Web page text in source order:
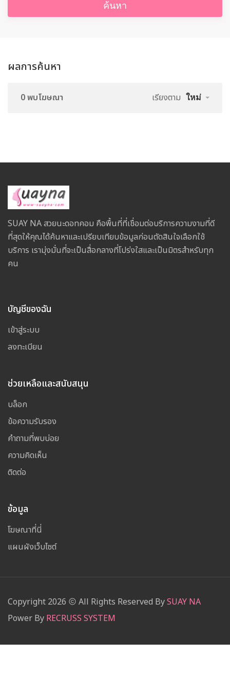
ค้นหา
ผลการค้นหา
0 พบโฆษณา เรียงตาม ใหม่
SUAY NA สวยนะดอทคอม คือพื้นที่ที่เชื่อมต่อบริการความงามที่ดี
ที่สุดให้คุณได้ค้นหาและเปรียบเทียบข้อมูลก่อนตัดสินใจเลือกใช้
บริการ เรามุ่งมั่นที่จะเป็นสื่อกลางที่โปร่งใสและเป็นมิตรสำหรับทุก
คน
บัญชีของฉัน
เข้าสู่ระบบ
ลงทะเบียน
ช่วยเหลือและสนับสนุน
บล็อก
ข้อความรับรอง
คำถามที่พบบ่อย
ความคิดเห็น
ติดต่อ
ข้อมูล
โฆษณาที่นี่
แผนผังเว็บไซต์
Copyright 2026 All Rights Reserved BySUAY NA
Power By RECRUSS SYSTEM